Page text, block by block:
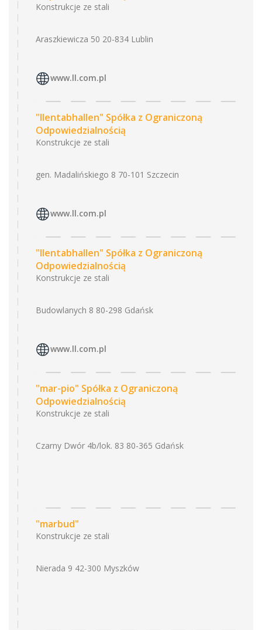
Konstrukcje ze stali
Araszkiewicza 50 20-834 Lublin
www.ll.com.pl
"llentabhallen" Spółka z Ograniczoną
Odpowiedzialnością
Konstrukcje ze stali
gen. Madalińskiego 8 70-101 Szczecin
www.ll.com.pl
"llentabhallen" Spółka z Ograniczoną
Odpowiedzialnością
Konstrukcje ze stali
Budowlanych 8 80-298 Gdańsk
www.ll.com.pl
"mar-pio" Spółka z Ograniczoną
Odpowiedzialnością
Konstrukcje ze stali
Czarny Dwór 4b/lok. 83 80-365 Gdańsk
"marbud"
Konstrukcje ze stali
Nierada 9 42-300 Myszków